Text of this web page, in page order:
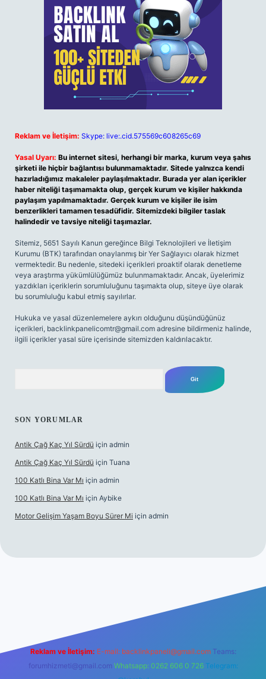
Reklam ve İletişim: Skype: live:.cid.575569c608265c69
Yasal Uyarı: Bu internet sitesi, herhangi bir marka, kurum veya şahıs
şirketi ile hiçbir bağlantısı bulunmamaktadır. Sitede yalnızca kendi
hazırladığımız makaleler paylaşılmaktadır. Burada yer alan içerikler
haber niteliği taşımamakta olup, gerçek kurum ve kişiler hakkında
paylaşım yapılmamaktadır. Gerçek kurum ve kişiler ile isim
benzerlikleri tamamen tesadüfidir. Sitemizdeki bilgiler taslak
halindedir ve tavsiye niteliği taşımazlar.
Sitemiz, 5651 Sayılı Kanun gereğince Bilgi Teknolojileri ve İletişim
Kurumu (BTK) tarafından onaylanmış bir Yer Sağlayıcı olarak hizmet
vermektedir. Bu nedenle, sitedeki içerikleri proaktif olarak denetleme
veya araştırma yükümlülüğümüz bulunmamaktadır. Ancak, üyelerimiz
yazdıkları içeriklerin sorumluluğunu taşımakta olup, siteye üye olarak
bu sorumluluğu kabul etmiş sayılırlar.
Hukuka ve yasal düzenlemelere aykırı olduğunu düşündüğünüz
içerikleri, backlinkpanelicomtr@gmail.com adresine bildirmeniz halinde,
ilgili içerikler yasal süre içerisinde sitemizden kaldırılacaktır.
SON YORUMLAR
Antik Çağ Kaç Yıl Sürdü için admin
Antik Çağ Kaç Yıl Sürdü için Tuana
100 Katlı Bina Var Mı için admin
100 Katlı Bina Var Mı için Aybike
Motor Gelişim Yaşam Boyu Sürer Mi için admin
Reklam ve İletişim: E-mail: backlinkpaneli@gmail.com Teams:
forumhizmeti@gmail.com Whatsapp: 0262 606 0 726 Telegram: